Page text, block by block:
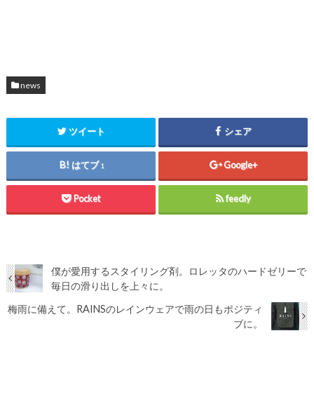
news
ツイート シェア
はてブ 1 Google+
Pocket feedly
僕が愛用するスタイリング剤。ロレッタのハードゼリーで
毎日の滑り出しを上々に。
梅雨に備えて。RAINSのレインウェアで雨の日もポジティ
ブに。